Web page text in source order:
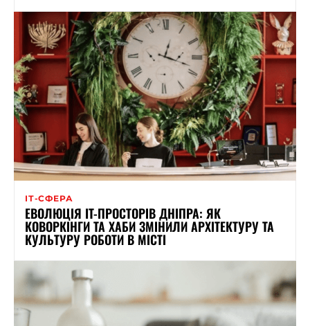
ІТ-СФЕРА
ЕВОЛЮЦІЯ IT-ПРОСТОРІВ ДНІПРА: ЯК
КОВОРКІНГИ ТА ХАБИ ЗМІНИЛИ АРХІТЕКТУРУ ТА
КУЛЬТУРУ РОБОТИ В МІСТІ